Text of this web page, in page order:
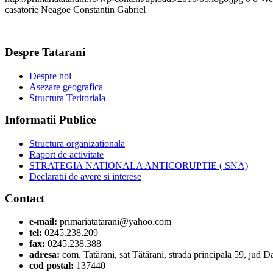
casatorie Neagoe Constantin Gabriel
Despre Tatarani
Despre noi
Asezare geografica
Structura Teritoriala
Informatii Publice
Structura organizationala
Raport de activitate
STRATEGIA NATIONALA ANTICORUPTIE ( SNA)
Declaratii de avere si interese
Contact
e-mail: primariatatarani@yahoo.com
tel: 0245.238.209
fax: 0245.238.388
adresa: com. Tatărani, sat Tătărani, strada principala 59, jud
cod postal: 137440